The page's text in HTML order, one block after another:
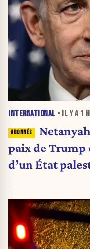
INTERNATIONAL • IL Y A 1
paix de Trump
d’un État